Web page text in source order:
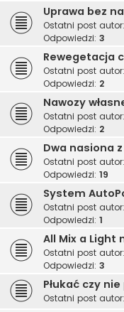
Uprawa bez
Ostatni post autor:
Odpowiedzi: 3
Rewegetacja
Ostatni post autor:
Odpowiedzi: 2
Nawozy
Ostatni post autor:
Odpowiedzi: 2
Dwa nasiona
Ostatni post autor:
Odpowiedzi: 19
System
Ostatni post autor:
Odpowiedzi: 1
All Mix a Light
Ostatni post autor:
Odpowiedzi: 3
Płukać czy nie
Ostatni post autor: